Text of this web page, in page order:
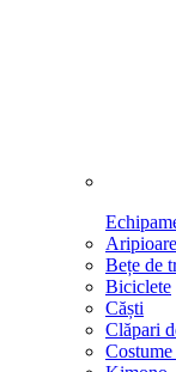
Bețe de
Biciclete
Căști
Clăpari